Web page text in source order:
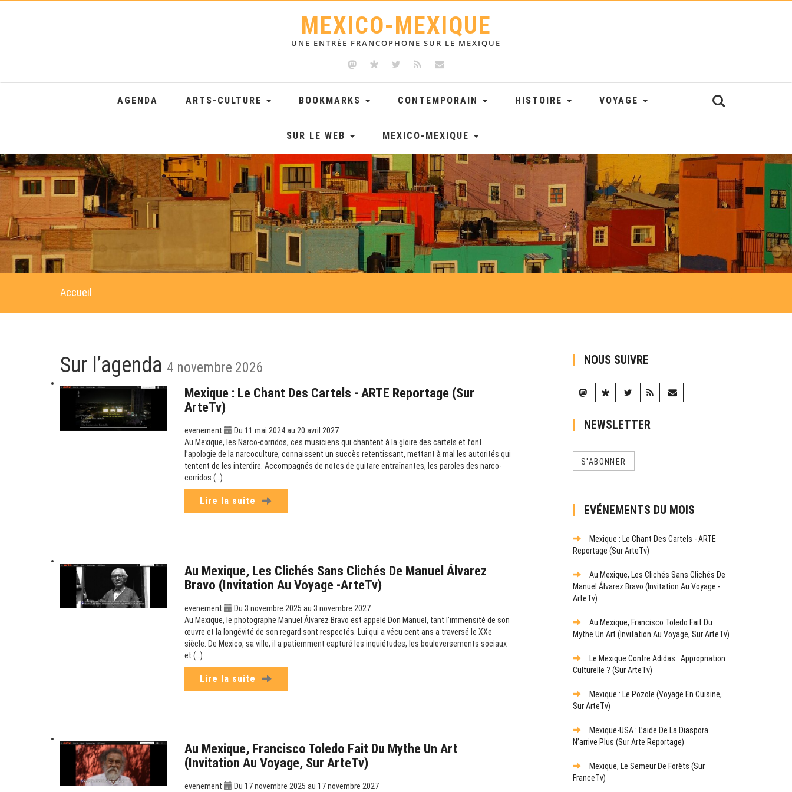
MEXICO-MEXIQUE
UNE ENTRÉE FRANCOPHONE SUR LE MEXIQUE
AGENDA ARTS-CULTURE BOOKMARKS CONTEMPORAIN HISTOIRE VOYAGE
SUR LE WEB MEXICO-MEXIQUE
Accueil
Sur l’agenda 4 novembre 2026
Mexique : Le Chant Des Cartels - ARTE Reportage (sur
ArteTv)
evenement
Du 11 mai 2024 au 20 avril 2027
Au Mexique, les Narco-corridos, ces musiciens qui chantent à la gloire des cartels et font
l’apologie de la narcoculture, connaissent un succès retentissant, mettant à mal les autorités qui
tentent de les interdire. Accompagnés de notes de guitare entraînantes, les paroles des narco-
corridos (…)
Lire la suite
Au Mexique, Les Clichés Sans Clichés De Manuel Álvarez
Bravo (Invitation Au Voyage -ArteTv)
evenement
Du 3 novembre 2025 au 3 novembre 2027
Au Mexique, le photographe Manuel Álvarez Bravo est appelé Don Manuel, tant l’immensité de son
œuvre et la longévité de son regard sont respectés. Lui qui a vécu cent ans a traversé le XXe
siècle. De Mexico, sa ville, il a patiemment capturé les inquiétudes, les bouleversements sociaux
et (…)
Lire la suite
Au Mexique, Francisco Toledo Fait Du Mythe Un Art
(Invitation Au Voyage, Sur ArteTv)
evenement
Du 17 novembre 2025 au 17 novembre 2027
NOUS SUIVRE
NEWSLETTER
S'ABONNER
EVÉNEMENTS DU MOIS
Mexique : Le Chant Des Cartels - ARTE
Reportage (sur ArteTv)
Au Mexique, Les Clichés Sans Clichés De
Manuel Álvarez Bravo (Invitation Au Voyage -
ArteTv)
Au Mexique, Francisco Toledo Fait Du
Mythe Un Art (Invitation Au Voyage, Sur ArteTv)
Le Mexique Contre Adidas : Appropriation
Culturelle ? (sur ArteTv)
Mexique : Le Pozole (Voyage En Cuisine,
Sur ArteTv)
Mexique-USA : L’aide De La Diaspora
N’arrive Plus (sur Arte Reportage)
Mexique, Le Semeur De Forêts (sur
FranceTv)